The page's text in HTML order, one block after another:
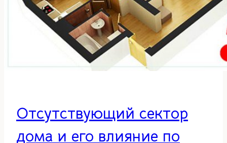
Отсутствующий сектор
дома и его влияние по